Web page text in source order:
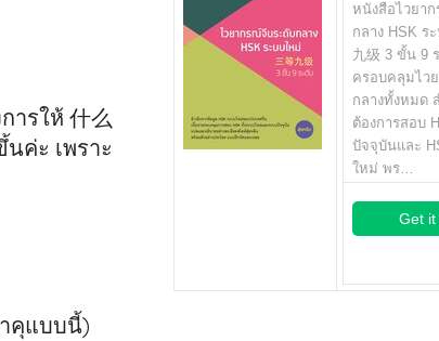
ารให้ 什么
ค่ะ เพราะ
คุแบบนี้)
หนังสือไวยา
กลาง HSK ร
九级 3 ขั้น 9
ครอบคลุมไว
กลางทั้งหมด
ต้องการสอบ
ปัจจุบันและ
ใหม่ พร…
Get it